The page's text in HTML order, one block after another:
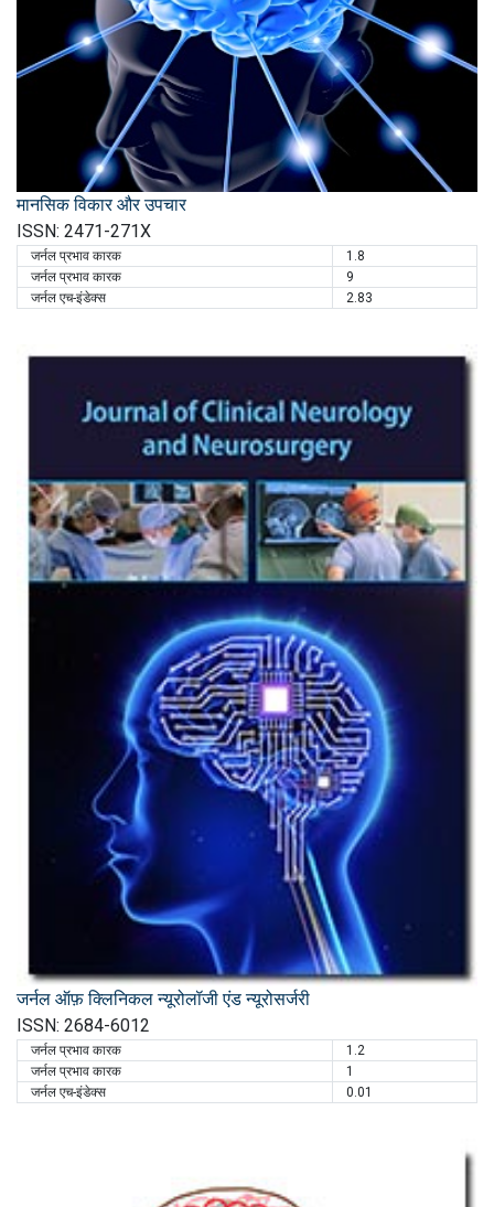
मानसिक विकार और उपचार
ISSN: 2471-271X
जर्नल प्रभाव कारक
1.8
जर्नल प्रभाव कारक
9
जर्नल एच-इंडेक्स
2.83
जर्नल ऑफ़ क्लिनिकल न्यूरोलॉजी एंड न्यूरोसर्जरी
ISSN: 2684-6012
जर्नल प्रभाव कारक
1.2
जर्नल प्रभाव कारक
1
जर्नल एच-इंडेक्स
0.01